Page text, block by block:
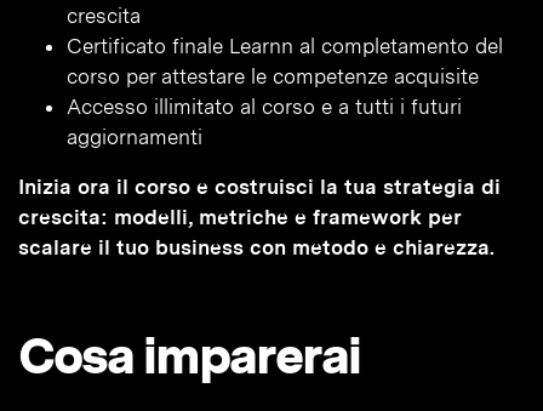
crescita
Certificato finale Learnn al completamento del
corso per attestare le competenze acquisite
Accesso illimitato al corso e a tutti i futuri
aggiornamenti
Inizia ora il corso e costruisci la tua strategia di
crescita: modelli, metriche e framework per
scalare il tuo business con metodo e chiarezza.
Cosa imparerai